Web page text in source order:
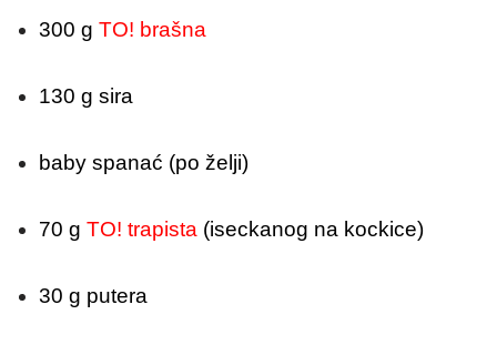
300 g TO! brašna
130 g sira
baby spanać (po želji)
70 g TO! trapista (iseckanog na kockice)
30 g putera